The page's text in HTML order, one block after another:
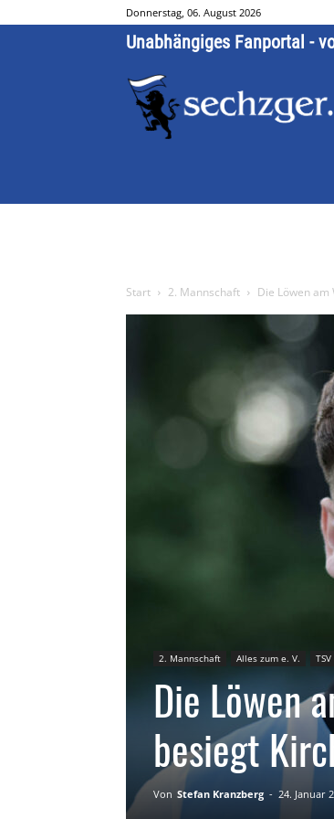
Donnerstag, 06. August 2026
Unabhängiges Fanportal -
Start 2. Mannschaft Die Löwen am
2. Mannschaft Alles zum e. V.
Die Löwen
besiegt
Von Stefan Kranzberg - 24. Januar